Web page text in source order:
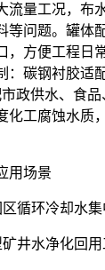
流量工况，布
等问题。罐体
，方便工程日
：碳钢衬胶适
政供水、食
化工腐蚀水质
用场景
循环冷却水
井水净化回用